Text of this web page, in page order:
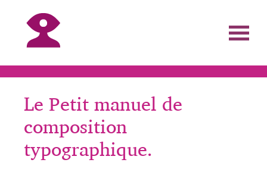
Le Petit manuel de
composition
typographique.